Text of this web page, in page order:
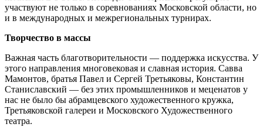
участвуют не только в соревнованиях Московской области, но
и в международных и межрегиональных турнирах.
Творчество в массы
Важная часть благотворительности — поддержка искусства. У
этого направления многовековая и славная история. Савва
Мамонтов, братья Павел и Сергей Третьяковы, Константин
Станиславский — без этих промышленников и меценатов у
нас не было бы абрамцевского художественного кружка,
Третьяковской галереи и Московского Художественного
театра.